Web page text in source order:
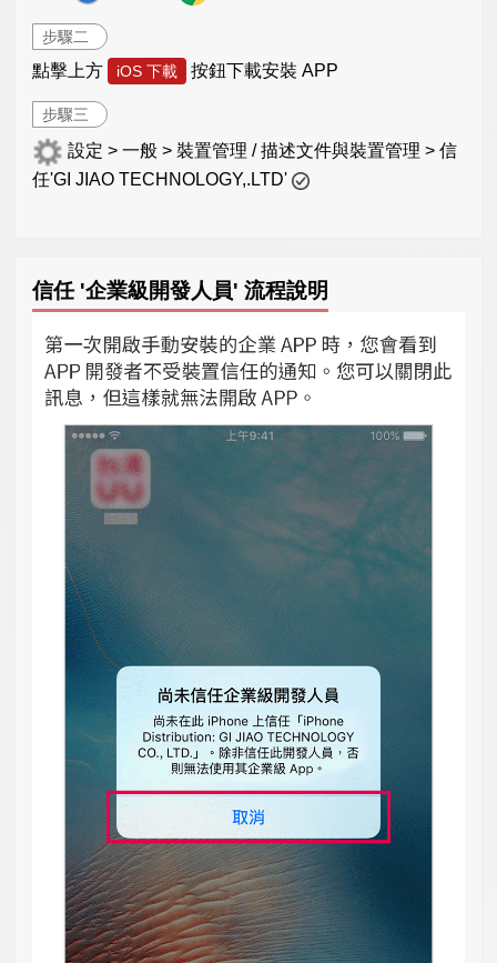
步驟二
點擊上方 iOS 下載 按鈕下載安裝 APP
步驟三
設定 > 一般 > 裝置管理 / 描述文件與裝置管理 > 信
任'GI JIAO TECHNOLOGY,.LTD'
信任 '企業級開發人員' 流程說明